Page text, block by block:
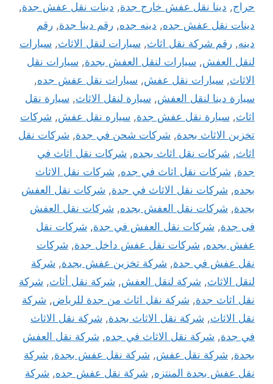
حراج, دينا نقل عفش خارج جدة, دينات نقل عفش جدة,
دينات نقل عفش جده, دينه جده, رقم دينا جدة, رقم
دينه, رقم شركة نقل اثاث, سيارات لنقل الاثاث, سيارات
لنقل العفش, سيارات لنقل العفش بجدة, سيارات نقل
الاثاث, سيارات نقل عفش, سيارات نقل عفش جده,
سيارة دينا لنقل العفش, سيارة لنقل الاثاث, سيارة نقل
اثاث, سيارة نقل عفش جدة, سياره نقل عفش, شركات
تخزين الاثاث بجدة, شركات شحن في جدة, شركات نقل
اثاث, شركات نقل اثاث بجده, شركات نقل اثاث في
جدة, شركات نقل اثاث في جده, شركات نقل الاثاث
بجده, شركات نقل الاثاث في جدة, شركات نقل العفش
بجدة, شركات نقل العفش بجده, شركات نقل العفش
فى جدة, شركات نقل العفش في جدة, شركات نقل
عفش بجده, شركات نقل عفش داخل جدة, شركات
نقل عفش في جدة, شركة تخزين عفش بجدة, شركة
لنقل الاثاث, شركة لنقل العفش, شركة نقل أثاث, شركة
نقل اثاث جدة, شركة نقل اثاث من جدة للرياض, شركة
نقل الاثاث, شركة نقل الاثاث بجدة, شركة نقل الاثاث
في جدة, شركة نقل الاثاث في جده, شركة نقل العفش
بجدة, شركة نقل عفش, شركة نقل عفش بجدة, شركة
نقل عفش بجدة المنتزه, شركة نقل عفش جده, شركة